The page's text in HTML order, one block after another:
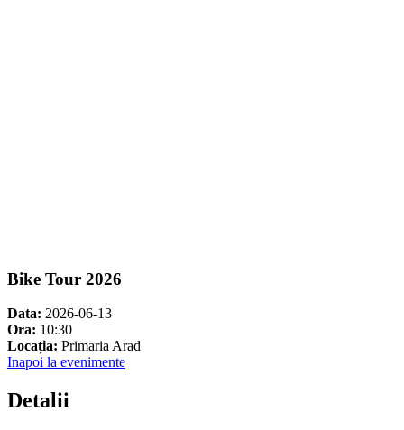
Bike Tour 2026
Data: 2026-06-13
Ora: 10:30
Locația: Primaria Arad
Inapoi la evenimente
Detalii